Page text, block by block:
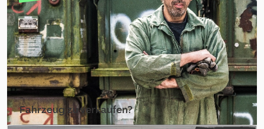
Fahrzeug zu verkaufen?